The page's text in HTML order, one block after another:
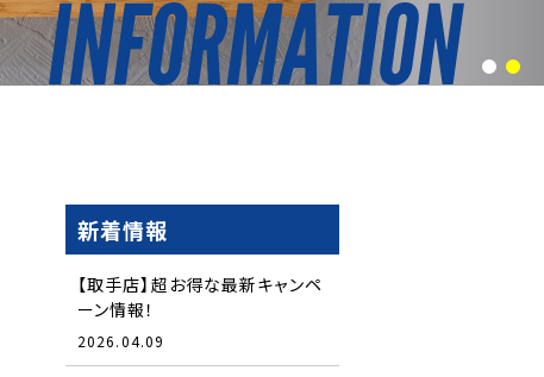
1 2
新着情報
【取手店】超お得な最新キャンペ
ーン情報！
2026.04.09